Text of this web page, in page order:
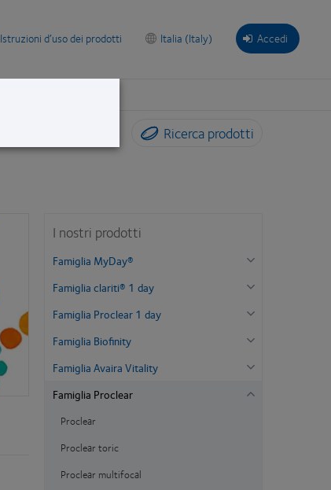
Accedi
Italia (Italy)
Istruzioni d’uso dei prodotti
Ricerca prodotti
I nostri prodotti
Famiglia MyDay®
Famiglia clariti® 1 day
Famiglia Proclear 1 day
Famiglia Biofinity
Famiglia Avaira Vitality
Famiglia Proclear
Proclear
Proclear toric
Proclear multifocal